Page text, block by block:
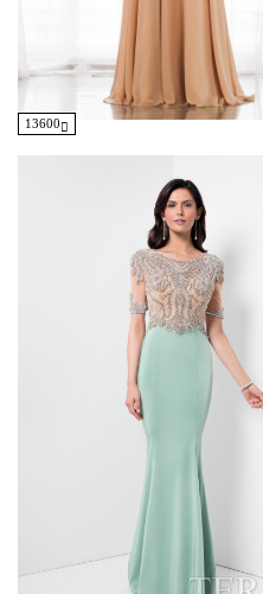
13600